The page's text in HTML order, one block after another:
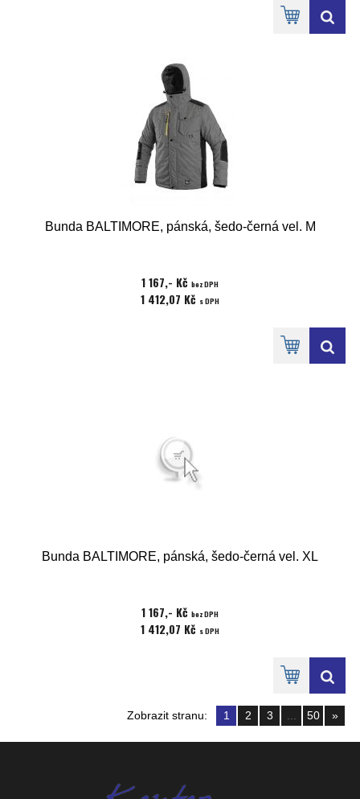
Bunda BALTIMORE, pánská, šedo-černá vel. M
1 167,- Kč bez DPH
1 412,07 Kč s DPH
Bunda BALTIMORE, pánská, šedo-černá vel. XL
1 167,- Kč bez DPH
1 412,07 Kč s DPH
Zobrazit stranu: 1 2 3 50 »